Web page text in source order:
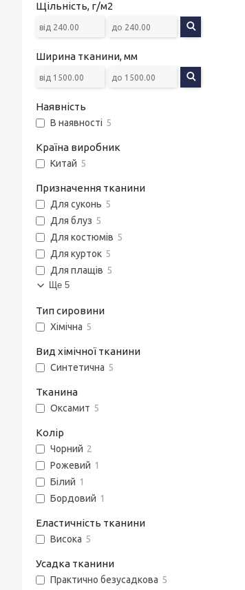
Щільність, г/м2
Ширина тканини, мм
Наявність
В наявності 5
Країна виробник
Китай 5
Призначення тканини
Для суконь 5
Для блуз 5
Для костюмів 5
Для курток 5
Для плащів 5
Ще 5
Тип сировини
Хімічна 5
Вид хімічної тканини
Синтетична 5
Тканина
Оксамит 5
Колір
Чорний 2
Рожевий 1
Білий 1
Бордовий 1
Еластичність тканини
Висока 5
Усадка тканини
Практично безусадкова 5